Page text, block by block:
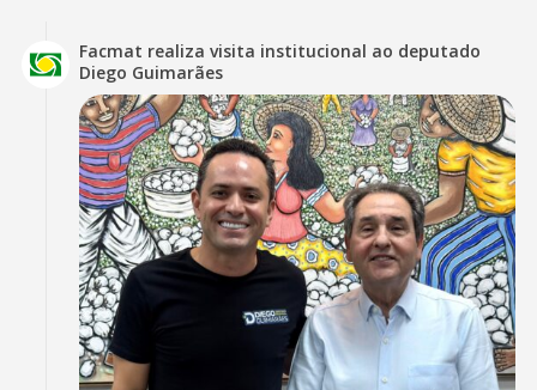
Facmat realiza visita institucional ao deputado
Diego Guimarães